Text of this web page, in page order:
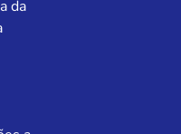
da